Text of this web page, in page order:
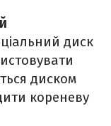
диск
диском
кореневу